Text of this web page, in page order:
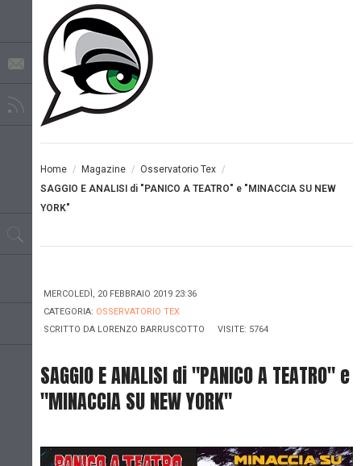
Home / Magazine / Osservatorio Tex /
SAGGIO E ANALISI di "PANICO A TEATRO" e "MINACCIA SU NEW
YORK"
MERCOLEDÌ, 20 FEBBRAIO 2019 23:36
CATEGORIA: OSSERVATORIO TEX
SCRITTO DA LORENZO BARRUSCOTTO VISITE: 5764
SAGGIO E ANALISI di "PANICO A TEATRO" e
"MINACCIA SU NEW YORK"